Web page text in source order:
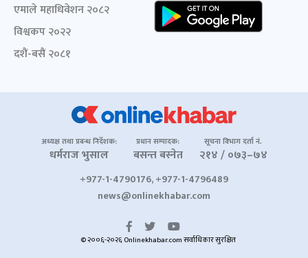
एमाले महाधिवेशन २०८२
विश्वकप २०२२
दशैं-बसैं २०८१
अध्यक्ष तथा प्रबन्ध निर्देशक:
धर्मराज भुसाल
प्रधान सम्पादक:
बसन्त बस्नेत
सूचना विभाग दर्ता नं.
२१४ / ०७३–७४
+977-1-4790176, +977-1-4796489
news@onlinekhabar.com
© २००६-२०२६ Onlinekhabar.com सर्वाधिकार सुरक्षित